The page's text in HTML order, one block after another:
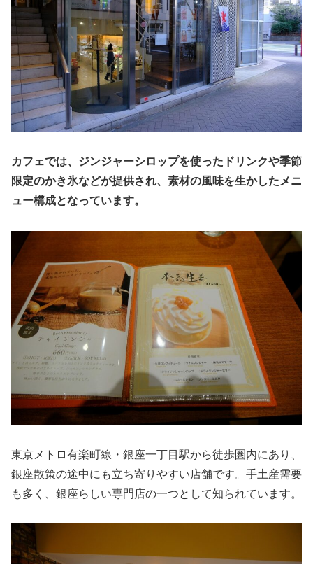
カフェでは、ジンジャーシロップを使ったドリンクや季節
限定のかき氷などが提供され、素材の風味を生かしたメニ
ュー構成となっています。
東京メトロ有楽町線・銀座一丁目駅から徒歩圏内にあり、
銀座散策の途中にも立ち寄りやすい店舗です。手土産需要
も多く、銀座らしい専門店の一つとして知られています。